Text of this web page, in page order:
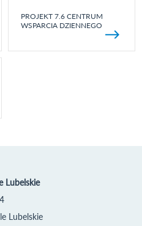
PROJEKT 7.6 CENTRUM
WSPARCIA DZIENNEGO
Lubelskie
Lubelskie